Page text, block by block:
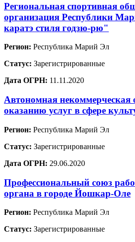
Региональная спортивная
организация Республики
каратэ стиля годзю-рю"
Регион: Республика Марий Эл
Статус: Зарегистрированные
Дата ОГРН: 11.11.2020
Автономная некоммерческая
оказанию услуг в сфере
Регион: Республика Марий Эл
Статус: Зарегистрированные
Дата ОГРН: 29.06.2020
Профессиональный союз
органа в городе Йошкар-Оле
Регион: Республика Марий Эл
Статус: Зарегистрированные